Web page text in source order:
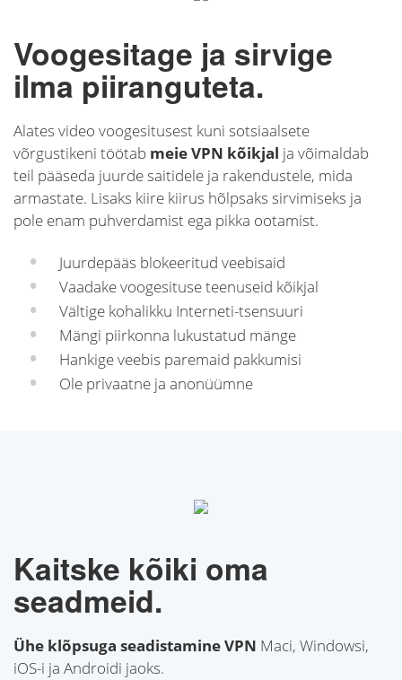
Voogesitage ja sirvige
ilma piiranguteta.
Alates video voogesitusest kuni sotsiaalsete
võrgustikeni töötab meie VPN kõikjal ja võimaldab
teil pääseda juurde saitidele ja rakendustele, mida
armastate. Lisaks kiire kiirus hõlpsaks sirvimiseks ja
pole enam puhverdamist ega pikka ootamist.
Juurdepääs blokeeritud veebisaid
Vaadake voogesituse teenuseid kõikjal
Vältige kohalikku Interneti-tsensuuri
Mängi piirkonna lukustatud mänge
Hankige veebis paremaid pakkumisi
Ole privaatne ja anonüümne
Kaitske kõiki oma
seadmeid.
Ühe klõpsuga seadistamine VPN Maci, Windowsi,
iOS-i ja Androidi jaoks.